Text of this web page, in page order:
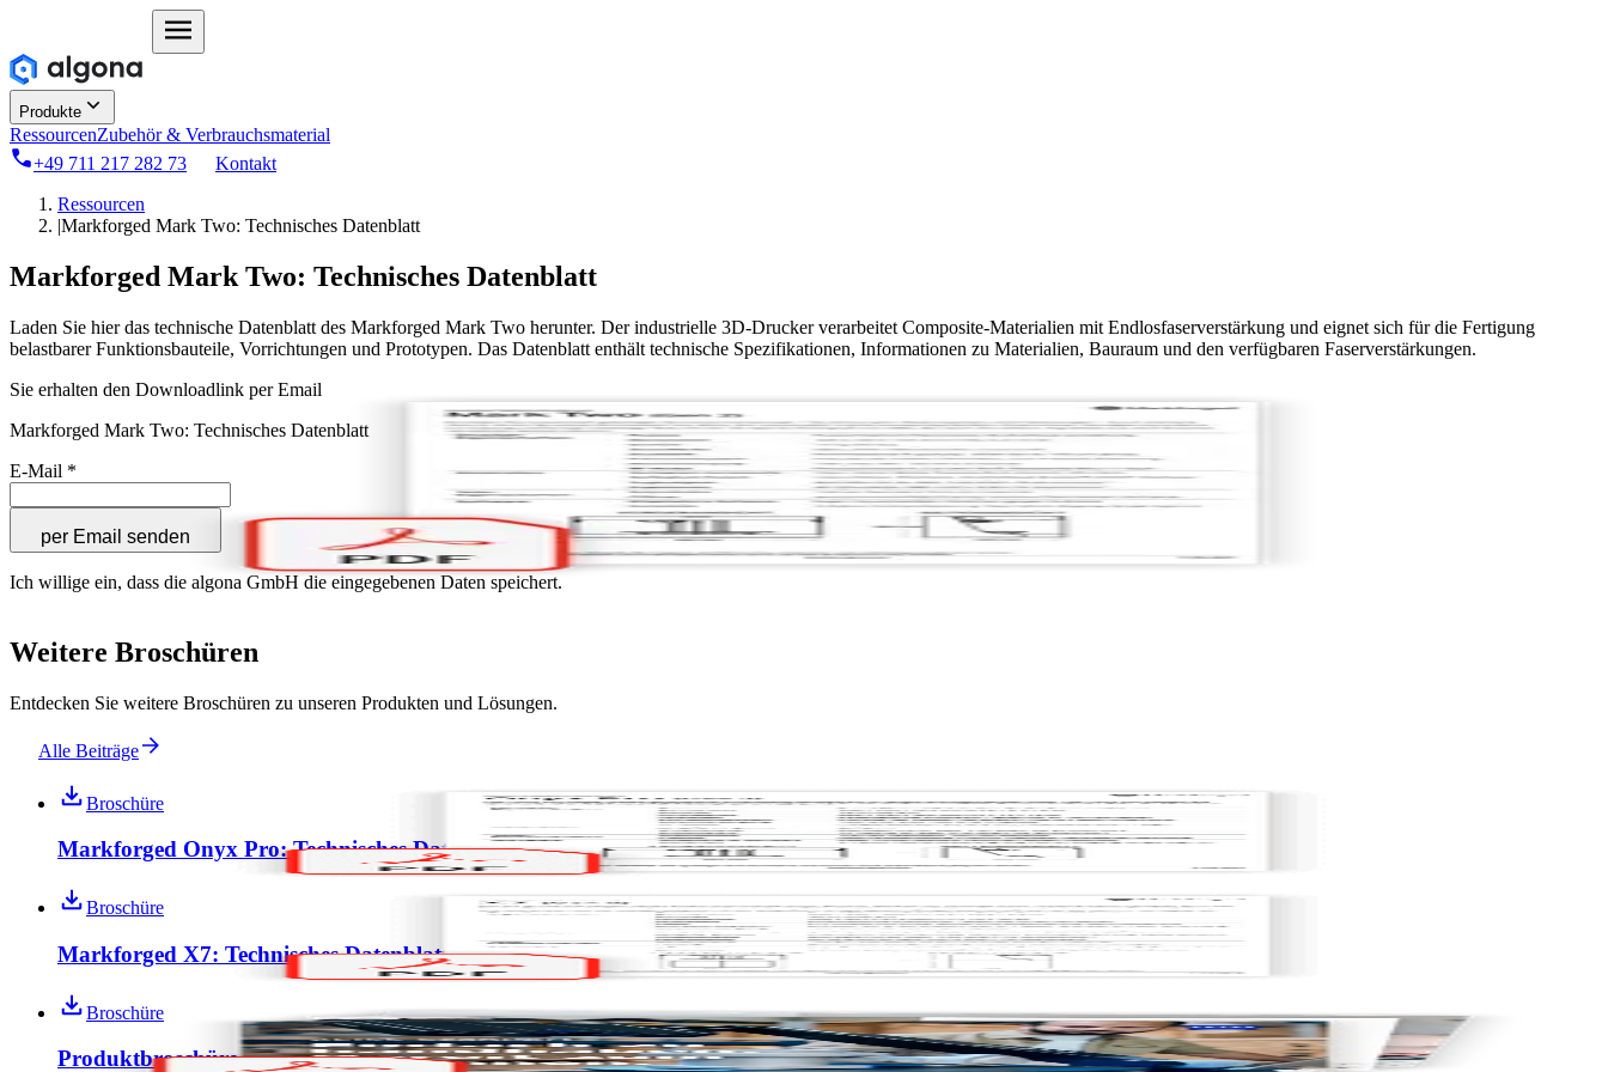
Produkte
RessourcenZubehör & Verbrauchsmaterial
+49 711 217 282 73
Kontakt
Ressourcen
|Markforged Mark Two: Technisches Datenblatt
Markforged Mark Two: Technisches Datenblatt
Laden Sie hier das technische Datenblatt des Markforged Mark Two herunter. Der industrielle 3D-Drucker verarbeitet Composite-Materialien mit Endlosfaserverstärkung und eignet sich für die Fertigung
belastbarer Funktionsbauteile, Vorrichtungen und Prototypen. Das Datenblatt enthält technische Spezifikationen, Informationen zu Materialien, Bauraum und den verfügbaren Faserverstärkungen.
Sie erhalten den Downloadlink per Email
Markforged Mark Two: Technisches Datenblatt
E-Mail *
per Email senden
Ich willige ein, dass die algona GmbH die eingegebenen Daten speichert.
Weitere Broschüren
Entdecken Sie weitere Broschüren zu unseren Produkten und Lösungen.
Alle Beiträge
Broschüre
Markforged Onyx Pro: Technisches Datenblatt
Broschüre
Markforged X7: Technisches Datenblatt
Broschüre
Produktbroschüre ZEISS ScanPort